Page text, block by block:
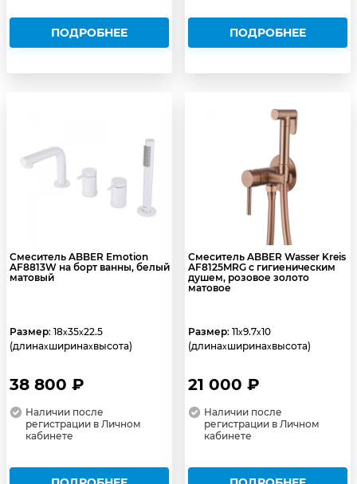
ПОДРОБНЕЕ ПОДРОБНЕЕ
Смеситель ABBER Emotion
AF8813W на борт ванны, белый
матовый
Размер: 18x35x22.5
(длинаxширинаxвысота)
38 800 ₽
Наличии после
регистрации в Личном
кабинете
Смеситель ABBER Wasser Kreis
AF8125MRG с гигиеническим
душем, розовое золото
матовое
Размер: 11x9.7x10
(длинаxширинаxвысота)
21 000 ₽
Наличии после
регистрации в Личном
кабинете